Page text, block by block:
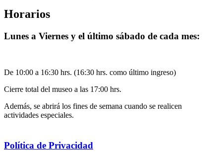
Horarios
Lunes a Viernes y el último sábado de cada mes:
De 10:00 a 16:30 hrs. (16:30 hrs. como último ingreso)
Cierre total del museo a las 17:00 hrs.
Además, se abrirá los fines de semana cuando se realicen
actividades especiales.
Política de Privacidad